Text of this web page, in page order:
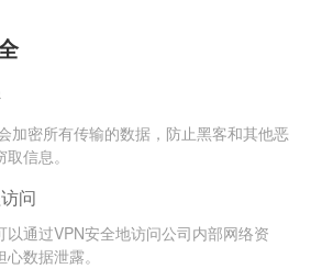
加密所有传输的数据，防止黑客和其他恶
信息。
问
以通过VPN安全地访问公司内部网络资
数据泄露。